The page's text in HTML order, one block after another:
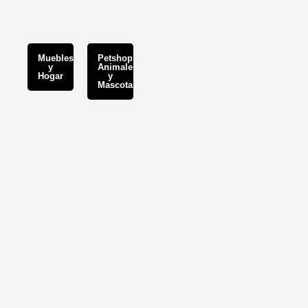
Muebles
y
Hogar
Petshop,
Animales
y
Mascotas